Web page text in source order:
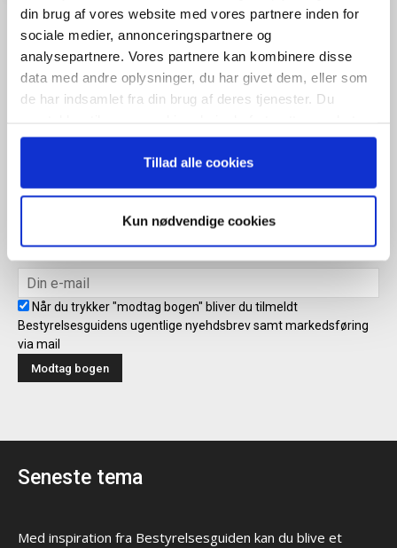
din brug af vores website med vores partnere inden for
sociale medier, annonceringspartnere og
analysepartnere. Vores partnere kan kombinere disse
data med andre oplysninger, du har givet dem, eller som
de har indsamlet fra din brug af deres tjenester. Du
anvende vores hjemmeside.
Tillad alle cookies
Kun nødvendige cookies
Når du trykker "modtag bogen" bliver du tilmeldt Bestyrelsesguidens
ugentlige nyhedsbrev samt markedsføring via mail.
Modtag bogen direkte i din
mailboks
Når du trykker "modtag bogen" bliver du tilmeldt
Bestyrelsesguidens ugentlige nyehdsbrev samt markedsføring
via mail
Seneste tema
Med inspiration fra Bestyrelsesguiden kan du blive et